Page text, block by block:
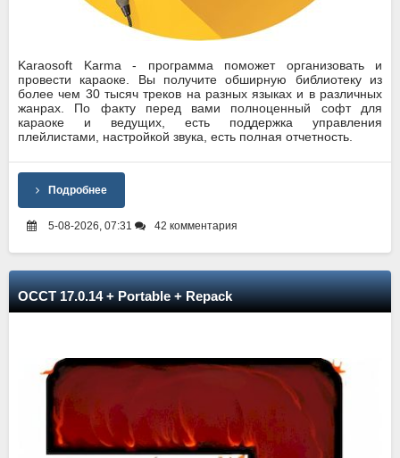
Karaosoft Karma - программа поможет организовать и
провести караоке. Вы получите обширную библиотеку из
более чем 30 тысяч треков на разных языках и в различных
жанрах. По факту перед вами полноценный софт для
караоке и ведущих, есть поддержка управления
плейлистами, настройкой звука, есть полная отчетность.
Подробнее
5-08-2026, 07:31 42 комментария
OCCT 17.0.14 + Portable + Repack